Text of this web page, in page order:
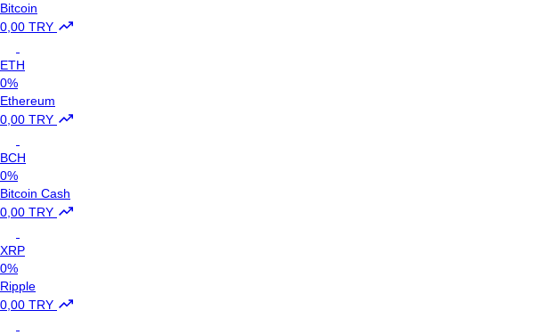
Bitcoin
0,00 TRY
ETH
0%
Ethereum
0,00 TRY
BCH
0%
Bitcoin Cash
0,00 TRY
XRP
0%
Ripple
0,00 TRY